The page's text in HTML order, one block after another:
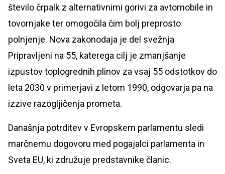
število črpalk z alternativnimi gorivi za avtomobile in
tovornjake ter omogočila čim bolj preprosto
polnjenje. Nova zakonodaja je del svežnja
Pripravljeni na 55, katerega cilj je zmanjšanje
izpustov toplogrednih plinov za vsaj 55 odstotkov do
leta 2030 v primerjavi z letom 1990, odgovarja pa na
izzive razogljičenja prometa.
Današnja potrditev v Evropskem parlamentu sledi
marčnemu dogovoru med pogajalci parlamenta in
Sveta EU, ki združuje predstavnike članic.